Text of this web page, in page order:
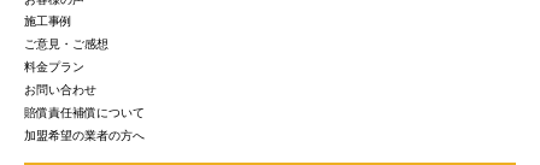
施工事例
ご意見・ご感想
料金プラン
お問い合わせ
賠償責任補償について
加盟希望の業者の方へ